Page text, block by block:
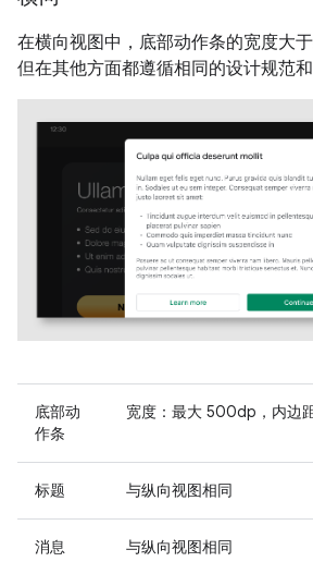
在横向视图中，底部动作条的宽度大
但在其他方面都遵循相同的设计规范和
底部动
作条
宽度：最大 500dp，内边
标题 与纵向视图相同
消息 与纵向视图相同